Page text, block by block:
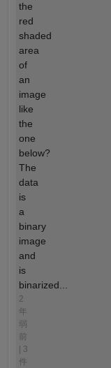
the
red
shaded
area
of
an
image
like
the
one
below?
The
data
is
a
binary
image
and
is
binarized...
2
年
弱
前
| 3
件